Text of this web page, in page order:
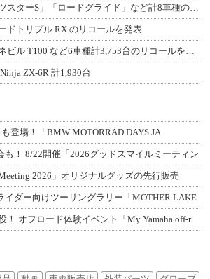
ドトリプル RX のリコールを発表
ZX-6R 計1,930台
も登場！「BMW MOTORRAD DAYS JA
も！ 8/22開催「2026グッドスマイルミーティン
2026」オリジナルグッズの先行販売
イダー向けツーリングラリー「MOTHER LAKE
！ オフロード体験イベント「My Yamaha off-r